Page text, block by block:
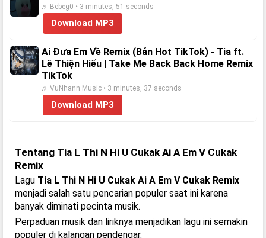
♬ Bebeg0 • 3 minutes, 51 seconds
Download MP3
Ai Đưa Em Về Remix (Bản Hot TikTok) - Tia ft.
Lê Thiện Hiếu | Take Me Back Back Home Remix
TikTok
♬ VuNhann Music • 3 minutes, 37 seconds
Download MP3
Tentang Tia L Thi N Hi U Cukak Ai A Em V Cukak
Remix
Lagu Tia L Thi N Hi U Cukak Ai A Em V Cukak Remix
menjadi salah satu pencarian populer saat ini karena
banyak diminati pecinta musik.
Perpaduan musik dan liriknya menjadikan lagu ini semakin
populer di kalangan pendengar.